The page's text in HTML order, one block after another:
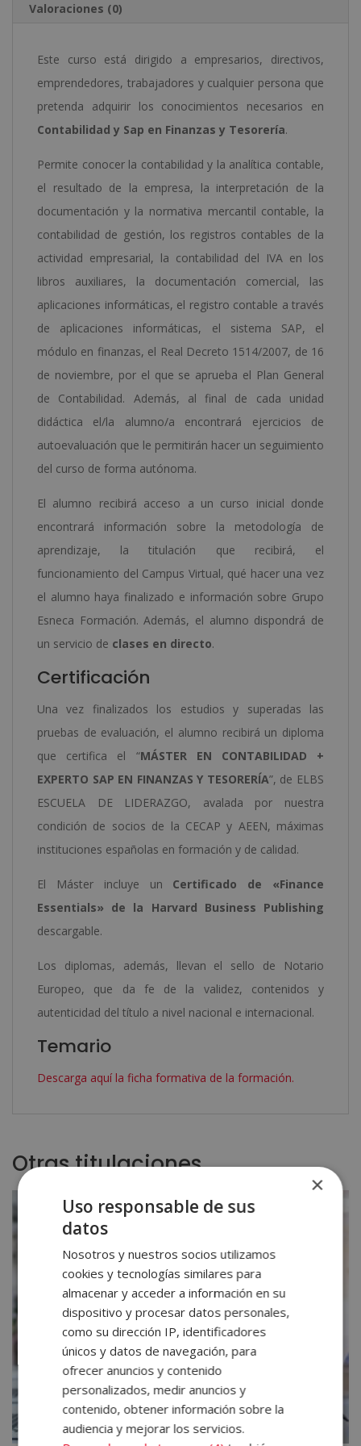
Essentials
Harvard
Business
Publishing)
cantidad
Valoraciones (0)
Este curso está dirigido a empresarios, directivos,
emprendedores, trabajadores y cualquier persona que
pretenda adquirir los conocimientos necesarios en
Contabilidad y Sap en Finanzas y Tesorería.
Permite conocer la contabilidad y la analítica contable,
el resultado de la empresa, la interpretación de la
documentación y la normativa mercantil contable, la
contabilidad de gestión, los registros contables de la
actividad empresarial, la contabilidad del IVA en los
libros auxiliares, la documentación comercial, las
aplicaciones informáticas, el registro contable a través
de aplicaciones informáticas, el sistema SAP, el
módulo en finanzas, el Real Decreto 1514/2007, de 16
de noviembre, por el que se aprueba el Plan General
de Contabilidad. Además, al final de cada unidad
didáctica el/la alumno/a encontrará ejercicios de
autoevaluación que le permitirán hacer un seguimiento
del curso de forma autónoma.
El alumno recibirá acceso a un curso inicial donde
encontrará información sobre la metodología de
aprendizaje, la titulación que recibirá, el
funcionamiento del Campus Virtual, qué hacer una vez
el alumno haya finalizado e información sobre Grupo
Esneca Formación. Además, el alumno dispondrá de
un servicio de clases en directo.
Certificación
Una vez finalizados los estudios y superadas las
pruebas de evaluación, el alumno recibirá un diploma
que certifica el “MÁSTER EN CONTABILIDAD +
EXPERTO SAP EN FINANZAS Y TESORERÍA”, de ELBS
ESCUELA DE LIDERAZGO, avalada por nuestra
condición de socios de la CECAP y AEEN, máximas
instituciones españolas en formación y de calidad.
El Máster incluye un Certificado de «Finance
Essentials» de la Harvard Business Publishing
descargable.
Los diplomas, además, llevan el sello de Notario
Europeo, que da fe de la validez, contenidos y
autenticidad del título a nivel nacional e internacional.
Temario
Descarga aquí la ficha formativa de la formación.
Otras titulaciones
×
Uso responsable de sus
datos
Nosotros y nuestros socios utilizamos
cookies y tecnologías similares para
almacenar y acceder a información en su
dispositivo y procesar datos personales,
como su dirección IP, identificadores
únicos y datos de navegación, para
ofrecer anuncios y contenido
personalizados, medir anuncios y
contenido, obtener información sobre la
audiencia y mejorar los servicios.